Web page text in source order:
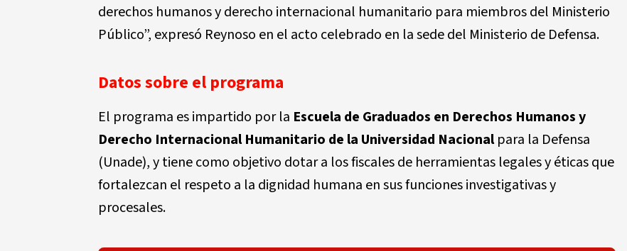
derechos humanos y derecho internacional humanitario para miembros del Ministerio
Público”, expresó Reynoso en el acto celebrado en la sede del Ministerio de Defensa.
Datos sobre el programa
El programa es impartido por la Escuela de Graduados en Derechos Humanos y
Derecho Internacional Humanitario de la Universidad Nacionalpara la Defensa
(Unade), y tiene como objetivo dotar a los fiscales de herramientas legales y éticas que
fortalezcan el respeto a la dignidad humana en sus funciones investigativas y
procesales.